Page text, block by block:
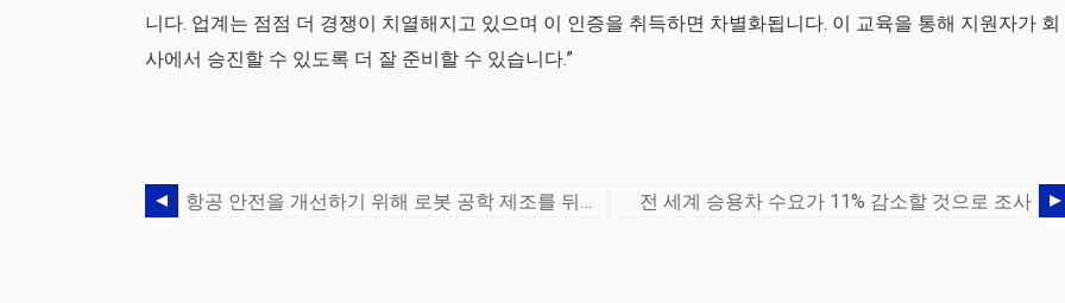
니다. 업계는 점점 더 경쟁이 치열해지고 있으며 이 인증을 취득하면 차별화됩니다. 이 교육을 통해 지원자가 회
사에서 승진할 수 있도록 더 잘 준비할 수 있습니다.”
항공 안전을 개선하기 위해 로봇 공학 제조를 뒤집다 전 세계 승용차 수요가 11% 감소할 것으로 조사